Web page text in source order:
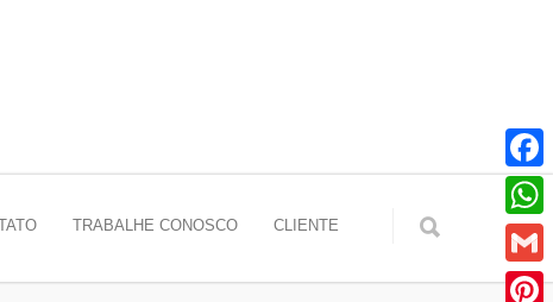
TRABALHE CONOSCO CLIENTE
Gmail